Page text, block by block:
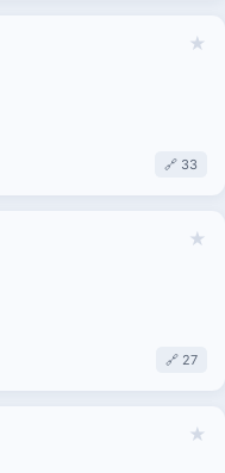
★
🔗 33
★
🔗 27
★